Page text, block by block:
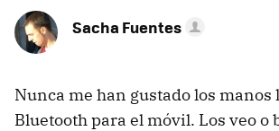
Sacha Fuentes
Nunca me han gustado los manos
Bluetooth para el móvil. Los veo o